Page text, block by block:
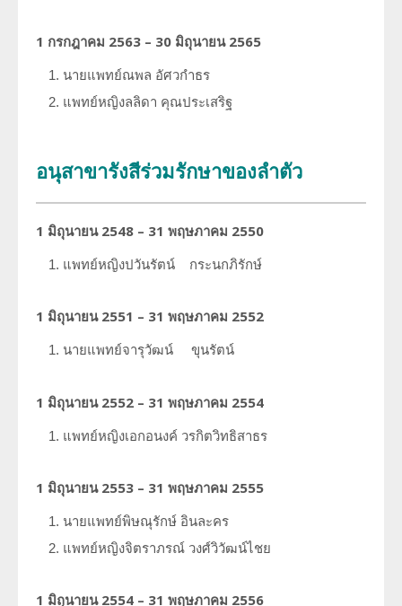
1 กรกฎาคม 2563 – 30 มิถุนายน 2565
นายแพทย์ณพล อัศวกำธร
แพทย์หญิงลลิดา คุณประเสริฐ
อนุสาขารังสีร่วมรักษาของลำตัว
1 มิถุนายน 2548 – 31 พฤษภาคม 2550
แพทย์หญิงปวันรัตน์ กระนกภิรักษ์
1 มิถุนายน 2551 – 31 พฤษภาคม 2552
นายแพทย์จารุวัฒน์ ขุนรัตน์
1 มิถุนายน 2552 – 31 พฤษภาคม 2554
แพทย์หญิงเอกอนงค์ วรกิตวิทธิสาธร
1 มิถุนายน 2553 – 31 พฤษภาคม 2555
นายแพทย์พิษณุรักษ์ อินละคร
แพทย์หญิงจิตราภรณ์ วงศ์วิวัฒน์ไชย
1 มิถุนายน 2554 – 31 พฤษภาคม 2556